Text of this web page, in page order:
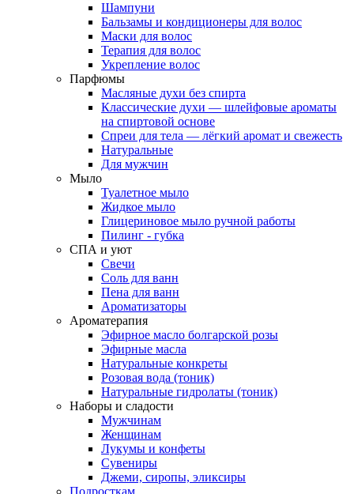
Шампуни
Бальзамы и кондиционеры для волос
Маски для волос
Терапия для волос
Укрепление волос
Парфюмы
Масляные духи без спирта
Классические духи — шлейфовые ароматы
на спиртовой основе
Спреи для тела — лёгкий аромат и свежесть
Натуральные
Для мужчин
Мыло
Туалетное мыло
Жидкое мыло
Глицериновое мыло ручной работы
Пилинг - губка
СПА и уют
Свечи
Соль для ванн
Пена для ванн
Ароматизаторы
Ароматерапия
Эфирное масло болгарской розы
Эфирные масла
Натуральные конкреты
Розовая вода (тоник)
Натуральные гидролаты (тоник)
Наборы и сладости
Мужчинам
Женщинам
Лукумы и конфеты
Сувениры
Джеми, сиропы, эликсиры
Подросткам